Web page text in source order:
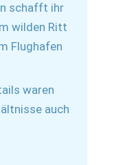
schafft ihr
wilden Ritt
Flughafen
waren
auch